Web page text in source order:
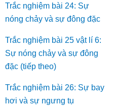
Trắc nghiệm bài 24: Sự
nóng chảy và sự đông đặc
Trắc nghiệm bài 25 vật lí 6:
Sự nóng chảy và sự đông
đặc (tiếp theo)
Trắc nghiệm bài 26: Sự bay
hơi và sự ngưng tụ